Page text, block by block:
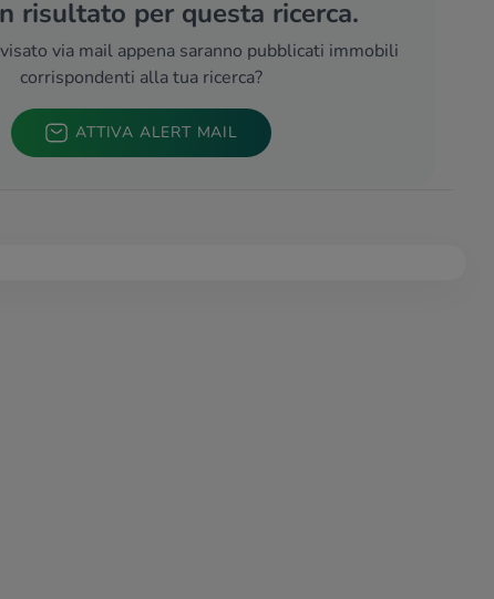
risultato per questa ricerca.
via mail appena saranno pubblicati immobili
corrispondenti alla tua ricerca?
ATTIVA ALERT MAIL